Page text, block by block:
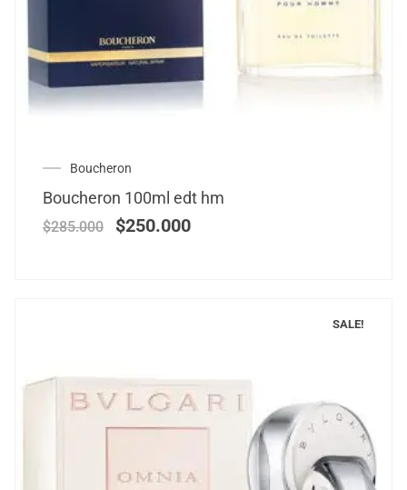
Boucheron
Boucheron 100ml edt hm
$285.000 $250.000
SALE!